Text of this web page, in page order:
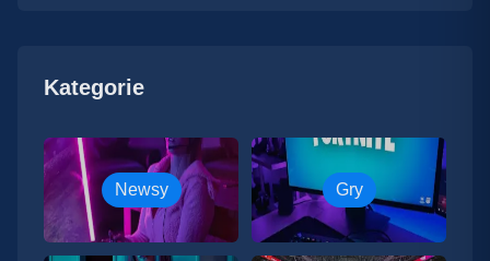
Kategorie
Newsy Gry